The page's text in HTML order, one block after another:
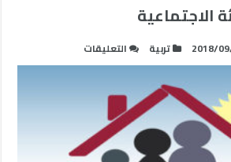
الاجتماعية
2018/ تربية التعليقات
الأسرة
مغلقة